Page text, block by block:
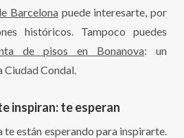
Barcelonapuede interesarte, por
históricos. Tampoco puedes
de pisos en Bonanova: un
Condal.
inspiran: te esperan
te están esperando para inspirarte.